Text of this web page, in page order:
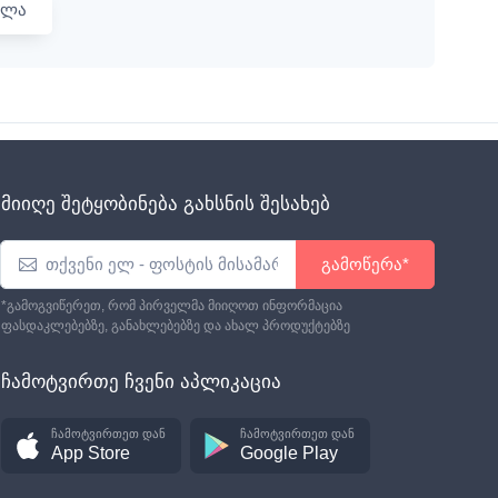
მიიღე შეტყობინება გახსნის შესახებ
გამოწერა*
*გამოგვიწერეთ, რომ პირველმა მიიღოთ ინფორმაცია
ფასდაკლებებზე, განახლებებზე და ახალ პროდუქტებზე
ჩამოტვირთე ჩვენი აპლიკაცია
ჩამოტვირთეთ დან
App Store
ჩამოტვირთეთ დან
Google Play